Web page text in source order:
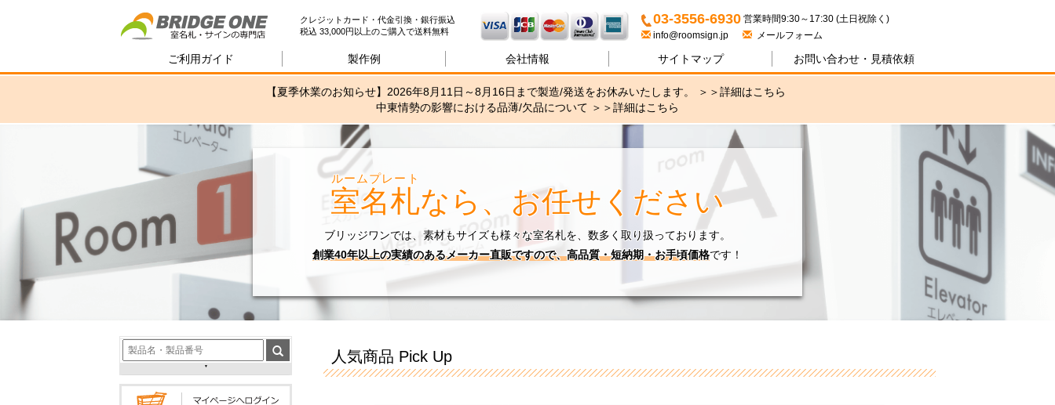
室名札・サインの専門店ブリッジワン
クレジットカード・代金引換・銀行振込
税込 33,000円以上のご購入で送料無料
03-3556-6930
営業時間9:30～17:30 (土日祝除く)
info@roomsign.jp
メールフォーム
ご利用ガイド 製作例 会社情報 サイトマップ お問い合わせ・ 見積依頼
【夏季休業のお知らせ】2026年8月11日～8月16日まで製造/発送をお休みいたします。 ＞＞詳細はこちら
中東情勢の影響における品薄/欠品について ＞＞詳細はこちら
室名札
ルームプレート
なら、お任せください
ブリッジワンでは、素材もサイズも様々な室名札を、数多く取り扱っております。
創業40年以上の実績のあるメーカー直販ですので、高品質・短納期・お手頃価格です！
人気商品 Pick Up